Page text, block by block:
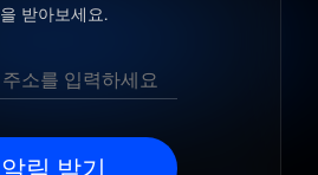
을 받아보세요.
알림 받기